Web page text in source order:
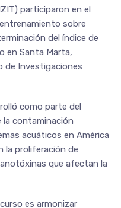
participaron en el
sobre
del índice de
en Santa Marta,
de Investigaciones
como parte del
la contaminación
acuáticos en América
la proliferación de
que afectan la
es armonizar